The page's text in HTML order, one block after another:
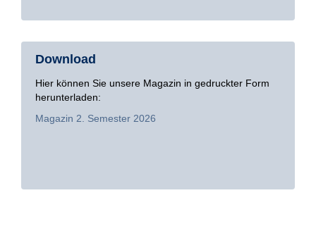
Download
Hier können Sie unsere Magazin in gedruckter Form
herunterladen:
Magazin 2. Semester 2026